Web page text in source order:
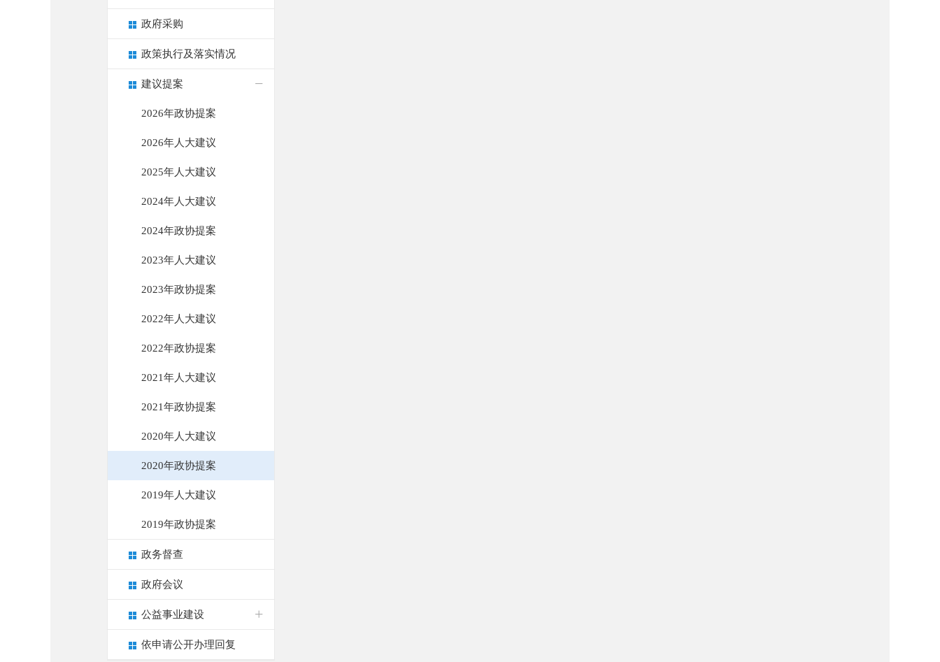
政府采购
政策执行及落实情况
建议提案
2026年政协提案
2026年人大建议
2025年人大建议
2024年人大建议
2024年政协提案
2023年人大建议
2023年政协提案
2022年人大建议
2022年政协提案
2021年人大建议
2021年政协提案
2020年人大建议
2020年政协提案
2019年人大建议
2019年政协提案
政务督查
政府会议
公益事业建设
依申请公开办理回复